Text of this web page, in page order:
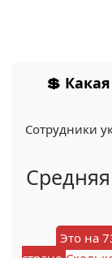
💲
Сотрудники
Это на